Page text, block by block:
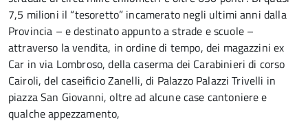
7,5 milioni il “tesoretto” incamerato negli ultimi anni dalla
Provincia – e destinato appunto a strade e scuole –
attraverso la vendita, in ordine di tempo, dei magazzini ex
Car in via Lombroso, della caserma dei Carabinieri di corso
Cairoli, del caseificio Zanelli, di Palazzo Palazzi Trivelli in
piazza San Giovanni, oltre ad alcune case cantoniere e
qualche appezzamento,